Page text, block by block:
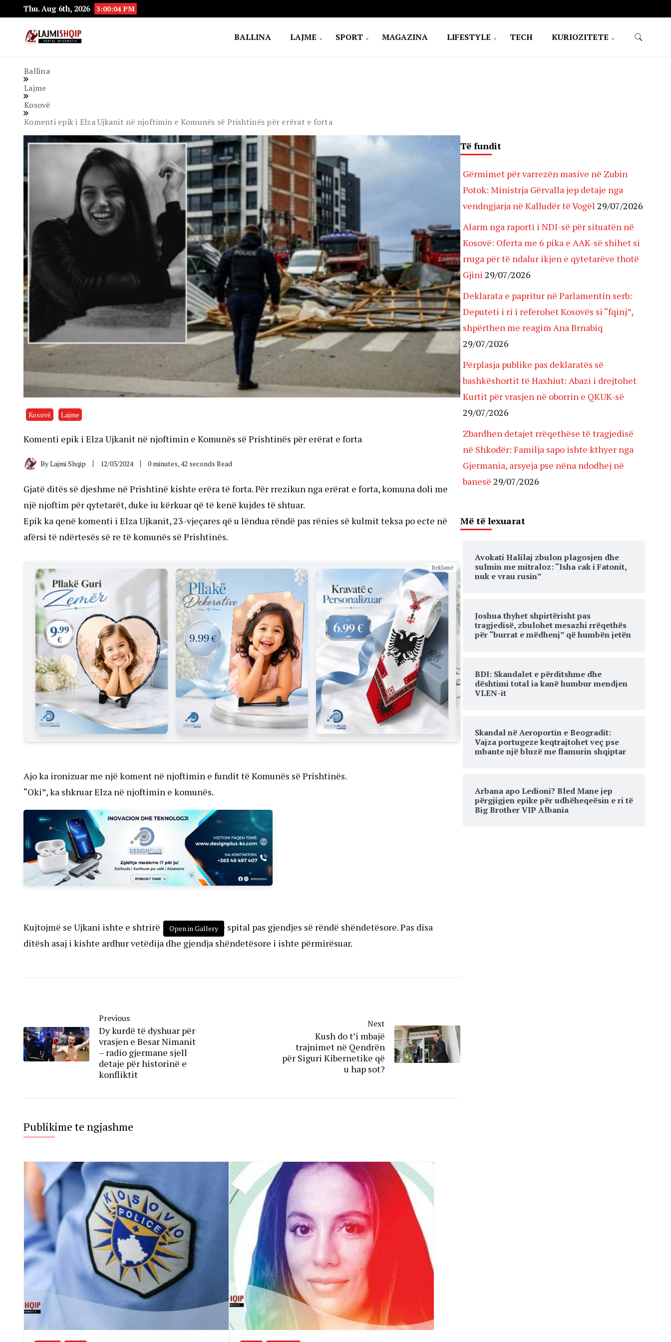
Thu. Aug 6th, 2026 3:00:05 PM
BALLINA LAJME SPORT MAGAZINA LIFESTYLE TECH KURIOZITETE
Ballina
Lajme
Kosovë
Komenti epik i Elza Ujkanit në njoftimin e Komunës së Prishtinës për erërat e forta
Kosovë Lajme
Komenti epik i Elza Ujkanit në njoftimin e Komunës së Prishtinës për erërat e forta
ByLajmi Shqip 12/03/2024 0 minutes, 42 seconds Read
Gjatë ditës së djeshme në Prishtinë kishte erëra të forta. Për rrezikun nga erërat e forta, komuna doli me
një njoftim për qytetarët, duke iu kërkuar që të kenë kujdes të shtuar.
Epik ka qenë komenti i Elza Ujkanit, 23-vjeçares që u lëndua rëndë pas rënies së kulmit teksa po ecte në
afërsi të ndërtesës së re të komunës së Prishtinës.
Reklamë
Ajo ka ironizuar me një koment në njoftimin e fundit të Komunës së Prishtinës.
“Oki”, ka shkruar Elza në njoftimin e komunës.
Open in Gallery
Kujtojmë se Ujkani ishte e shtrirë për disa ditë në spital pas gjendjes së rëndë shëndetësore. Pas disa
ditësh asaj i kishte ardhur vetëdija dhe gjendja shëndetësore i ishte përmirësuar.
Previous
Dy kurdë të dyshuar për
vrasjen e Besar Nimanit
– radio gjermane sjell
detaje për historinë e
konfliktit
Next
Kush do t’i mbajë
trajnimet në Qendrën
për Siguri Kibernetike që
u hap sot?
Publikime te ngjashme
Të fundit
Gërmimet për varrezën masive në Zubin
Potok: Ministrja Gërvalla jep detaje nga
vendngjarja në Kalludër të Vogël 29/07/2026
Alarm nga raporti i NDI-së për situatën në
Kosovë: Oferta me 6 pika e AAK-së shihet si
rruga për të ndalur ikjen e qytetarëve thotë
Gjini 29/07/2026
Deklarata e papritur në Parlamentin serb:
Deputeti i ri i referohet Kosovës si “fqinj”,
shpërthen me reagim Ana Brnabiq
29/07/2026
Përplasja publike pas deklaratës së
bashkëshortit të Haxhiut: Abazi i drejtohet
Kurtit për vrasjen në oborrin e QKUK-së
29/07/2026
Zbardhen detajet rrëqethëse të tragjedisë
në Shkodër: Familja sapo ishte kthyer nga
Gjermania, arsyeja pse nëna ndodhej në
banesë 29/07/2026
Më të lexuarat
Avokati Halilaj zbulon plagosjen dhe
sulmin me mitraloz: “Isha cak i Fatonit,
nuk e vrau rusin”
Joshua thyhet shpirtërisht pas
tragjedisë, zbulohet mesazhi rrëqethës
për “burrat e mëdhenj” që humbën jetën
BDI: Skandalet e përditshme dhe
dështimi total ia kanë humbur mendjen
VLEN-it
Skandal në Aeroportin e Beogradit:
Vajza portugeze keqtrajtohet veç pse
mbante një bluzë me flamurin shqiptar
Arbana apo Ledioni? Bled Mane jep
përgjigjen epike për udhëheqeësin e ri të
Big Brother VIP Albania